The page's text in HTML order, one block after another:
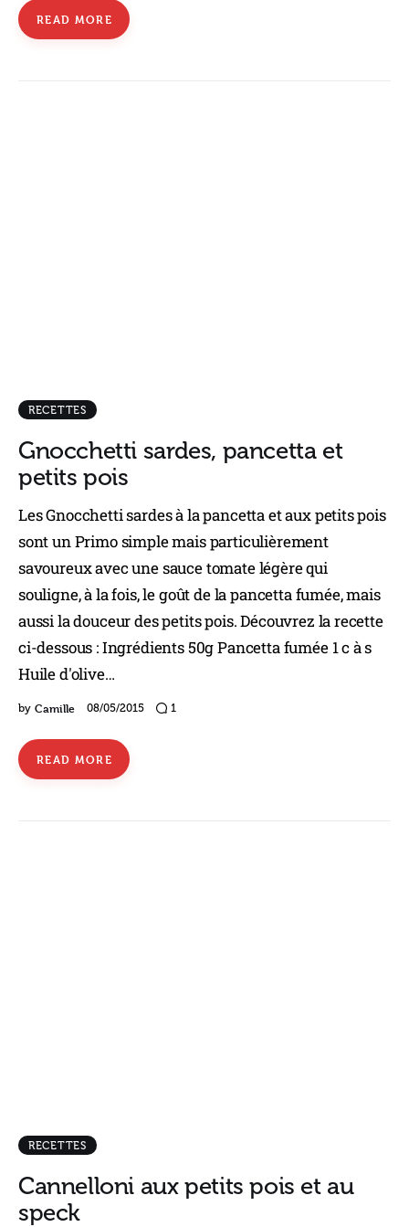
READ MORE
RECETTES
Gnocchetti sardes, pancetta et
petits pois
Les Gnocchetti sardes à la pancetta et aux petits pois
sont un Primo simple mais particulièrement
savoureux avec une sauce tomate légère qui
souligne, à la fois, le goût de la pancetta fumée, mais
aussi la douceur des petits pois. Découvrez la recette
ci-dessous : Ingrédients 50g Pancetta fumée 1 c à s
Huile d'olive…
by Camille 08/05/2015 1
READ MORE
RECETTES
Cannelloni aux petits pois et au
speck